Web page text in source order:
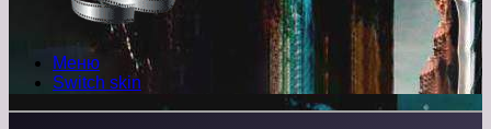
Меню
Switch skin